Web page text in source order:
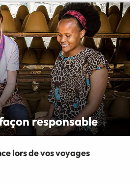
responsable
lors de vos voyages